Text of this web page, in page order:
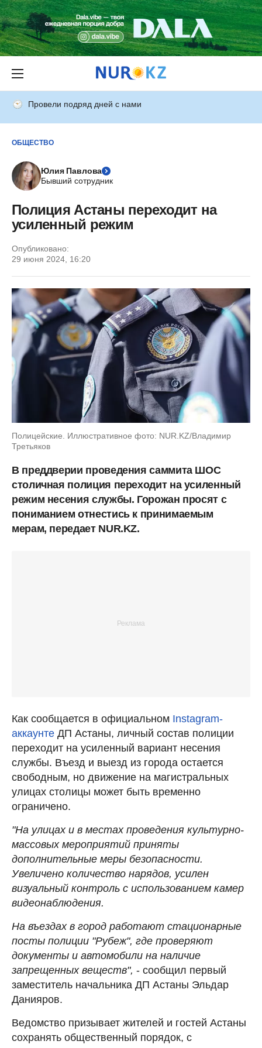
Провели подряд дней с нами
ОБЩЕСТВО
Юлия Павлова
Бывший сотрудник
Полиция Астаны переходит на
усиленный режим
Опубликовано:
29 июня 2024, 16:20
Полицейские. Иллюстративное фото: NUR.KZ/Владимир
Третьяков
В преддверии проведения саммита ШОС
столичная полиция переходит на усиленный
режим несения службы. Горожан просят с
пониманием отнестись к принимаемым
мерам, передает NUR.KZ.
Как сообщается в официальном Instagram-
аккаунте ДП Астаны, личный состав полиции
переходит на усиленный вариант несения
службы. Въезд и выезд из города остается
свободным, но движение на магистральных
улицах столицы может быть временно
ограничено.
"На улицах и в местах проведения культурно-
массовых мероприятий приняты
дополнительные меры безопасности.
Увеличено количество нарядов, усилен
визуальный контроль с использованием камер
видеонаблюдения.
На въездах в город работают стационарные
посты полиции "Рубеж", где проверяют
документы и автомобили на наличие
запрещенных веществ", - сообщил первый
заместитель начальника ДП Астаны Эльдар
Данияров.
Ведомство призывает жителей и гостей Астаны
сохранять общественный порядок, с